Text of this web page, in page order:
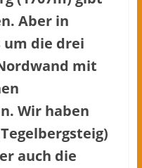
Aber in
um die drei
mit
Wir haben
auch die